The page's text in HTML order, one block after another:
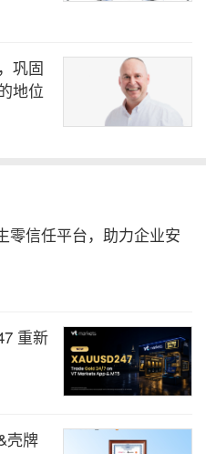
巩固
地位
零信任平台，助力企业安
重新
壳牌